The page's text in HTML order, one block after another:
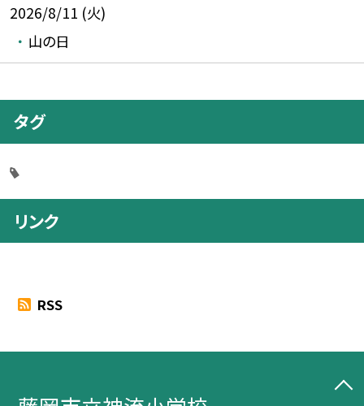
2026/8/11 (火)
山の日
タグ
リンク
RSS